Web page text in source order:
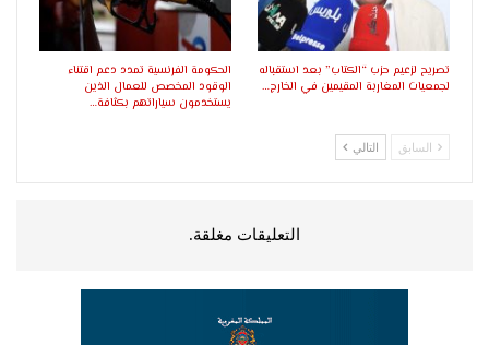
تصريح لزعيم حزب “الكتاب” بعد استقباله
لجمعيات المغاربة المقيمين في الخارج…
الحكومة الفرنسية تمدد دعم اقتناء
الوقود المخصص للعمال الذين
يستخدمون سياراتهم بكثافة…
السابق التالي
التعليقات مغلقة.